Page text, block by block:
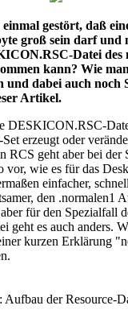
einmal gestört, daß
groß sein darf und
Datei des
kann? Wie
und dabei auch noch
Artikel.
DESKICON.RSC-
erzeugt oder
RCS geht aber bei der
vor, wie es für das
einfacher,
den .normalen1
für den Spezialfall
es auch anders.
kurzen Erklärung
Aufbau der Resource-